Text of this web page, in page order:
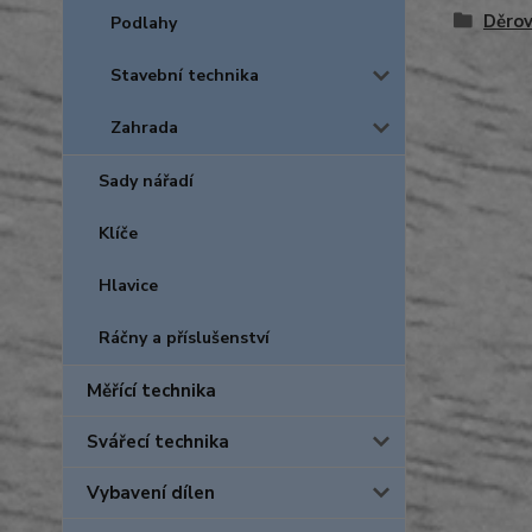
Podlahy
Stavební technika
Zahrada
Sady nářadí
Klíče
Hlavice
Ráčny a příslušenství
Měřící technika
Svářecí technika
Vybavení dílen